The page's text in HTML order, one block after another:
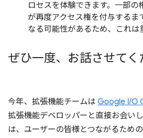
ロセスを体験できます。一部の
が再度アクセス権を付与するま
なる可能性があるため、これは
ぜひ一度、お話させてく
今年、拡張機能チームは Google I/O
拡張機能デベロッパーと直接お会い
は、ユーザーの皆様とつながるため